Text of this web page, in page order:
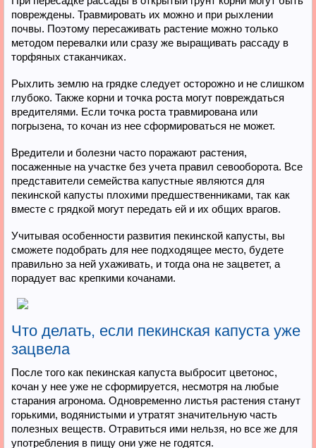
повреждены. Травмировать их можно и при рыхлении
почвы. Поэтому пересаживать растение можно только
методом перевалки или сразу же выращивать рассаду в
торфяных стаканчиках.
Рыхлить землю на грядке следует осторожно и не слишком
глубоко. Также корни и точка роста могут повреждаться
вредителями. Если точка роста травмирована или
погрызена, то кочан из нее сформироваться не может.
Вредители и болезни часто поражают растения,
посаженные на участке без учета правил севооборота. Все
представители семейства капустные являются для
пекинской капусты плохими предшественниками, так как
вместе с грядкой могут передать ей и их общих врагов.
Учитывая особенности развития пекинской капусты, вы
сможете подобрать для нее подходящее место, будете
правильно за ней ухаживать, и тогда она не зацветет, а
порадует вас крепкими кочанами.
Что делать, если пекинская капуста уже
зацвела
После того как пекинская капуста выбросит цветонос,
кочан у нее уже не сформируется, несмотря на любые
старания агронома. Одновременно листья растения станут
горькими, водянистыми и утратят значительную часть
полезных веществ. Отравиться ими нельзя, но все же для
употребления в пищу они уже не годятся.